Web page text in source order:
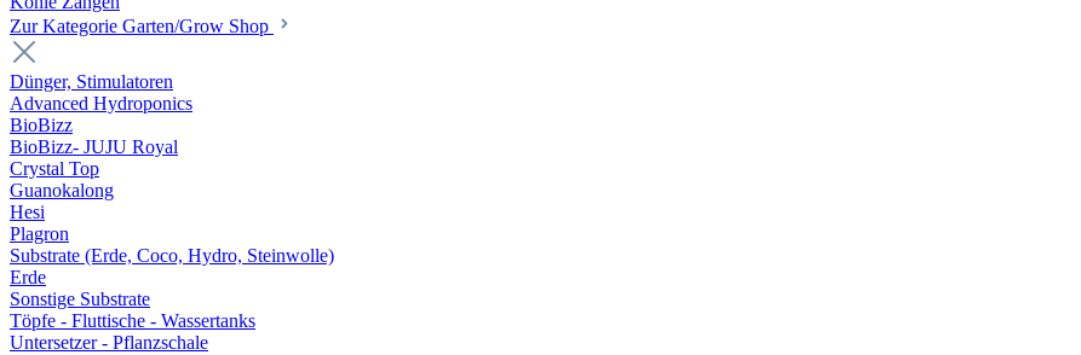
Zur Kategorie Garten/Grow Shop
Dünger, Stimulatoren
Advanced Hydroponics
BioBizz
BioBizz- JUJU Royal
Crystal Top
Guanokalong
Hesi
Plagron
Substrate (Erde, Coco, Hydro, Steinwolle)
Erde
Sonstige Substrate
Töpfe - Fluttische - Wassertanks
Untersetzer - Pflanzschale